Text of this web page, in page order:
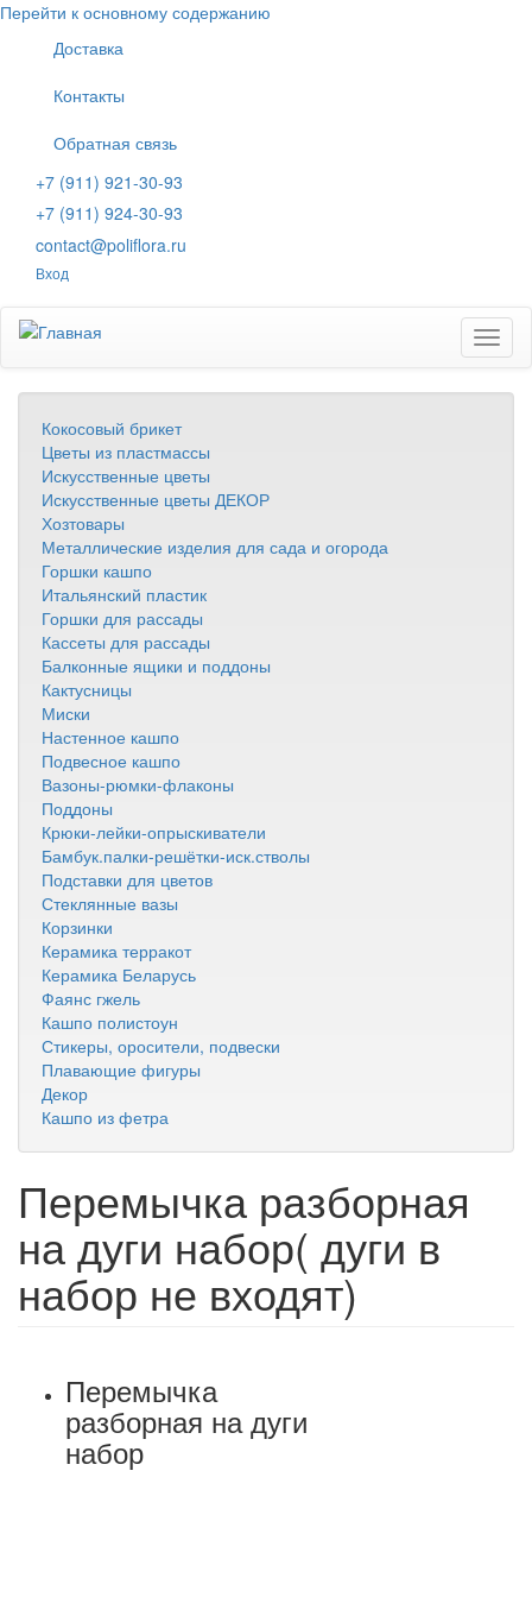
Перейти к основному содержанию
Доставка
Контакты
Обратная связь
+7 (911) 921-30-93
+7 (911) 924-30-93
contact@poliflora.ru
Вход
Кокосовый брикет
Цветы из пластмассы
Искусственные цветы
Искусственные цветы ДЕКОР
Хозтовары
Металлические изделия для сада и огорода
Горшки кашпо
Итальянский пластик
Горшки для рассады
Кассеты для рассады
Балконные ящики и поддоны
Кактусницы
Миски
Настенное кашпо
Подвесное кашпо
Вазоны-рюмки-флаконы
Поддоны
Крюки-лейки-опрыскиватели
Бамбук.палки-решётки-иск.стволы
Подставки для цветов
Стеклянные вазы
Корзинки
Керамика терракот
Керамика Беларусь
Фаянс гжель
Кашпо полистоун
Стикеры, оросители, подвески
Плавающие фигуры
Декор
Кашпо из фетра
Перемычка разборная
на дуги набор( дуги в
набор не входят)
Перемычка
разборная на дуги
набор